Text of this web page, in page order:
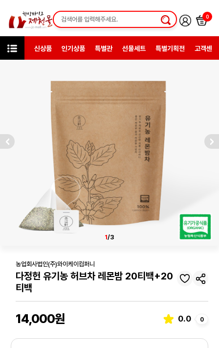
0
신상품 인기상품 특별관 선물세트 특별기획전 고객센터
1/3
농업회사법인(주)와이케이컴퍼니
다정헌 유기농 허브차 레몬밤 20티백+20
티백
14,000원 0.0 0